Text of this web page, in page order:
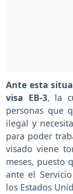
Ante esta
visa EB-3, la
personas que
ilegal y
para poder
visado viene
meses, puesto
ante el
los Estados